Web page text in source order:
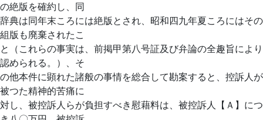
の絶版を確約し、同
辞典は同年末ころには絶版とされ、昭和四九年夏ころにはその
組版も廃棄されたこ
と（これらの事実は、前掲甲第八号証及び弁論の全趣旨により
認められる。）、そ
の他本件に顕れた諸般の事情を総合して勘案すると、控訴人が
被つた精神的苦痛に
対し、被控訴人らが負担すべき慰藉料は、被控訴人【Ａ】につ